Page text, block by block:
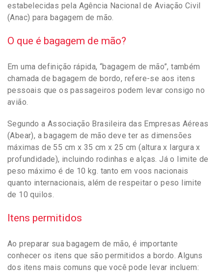
estabelecidas pela Agência Nacional de Aviação Civil
(Anac) para bagagem de mão.
O que é bagagem de mão?
Em uma definição rápida, “bagagem de mão”, também
chamada de bagagem de bordo, refere-se aos itens
pessoais que os passageiros podem levar consigo no
avião.
Segundo a Associação Brasileira das Empresas Aéreas
(Abear), a bagagem de mão deve ter as dimensões
máximas de 55 cm x 35 cm x 25 cm (altura x largura x
profundidade), incluindo rodinhas e alças. Já o limite de
peso máximo é de 10 kg. tanto em voos nacionais
quanto internacionais, além de respeitar o peso limite
de 10 quilos.
Itens permitidos
Ao preparar sua bagagem de mão, é importante
conhecer os itens que são permitidos a bordo. Alguns
dos itens mais comuns que você pode levar incluem: